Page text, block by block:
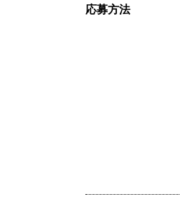
応募方法